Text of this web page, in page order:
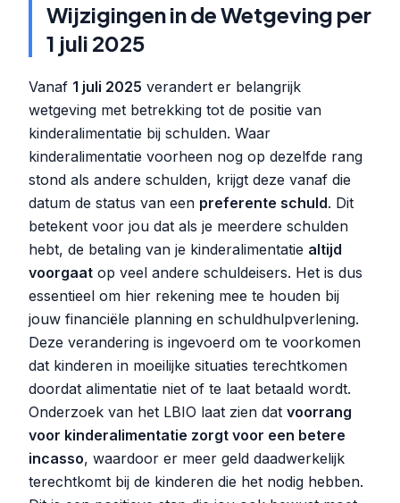
Wijzigingen in de Wetgeving per
1 juli 2025
Vanaf 1 juli 2025 verandert er belangrijk
wetgeving met betrekking tot de positie van
kinderalimentatie bij schulden. Waar
kinderalimentatie voorheen nog op dezelfde rang
stond als andere schulden, krijgt deze vanaf die
datum de status van een preferente schuld. Dit
betekent voor jou dat als je meerdere schulden
hebt, de betaling van je kinderalimentatie altijd
voorgaat op veel andere schuldeisers. Het is dus
essentieel om hier rekening mee te houden bij
jouw financiële planning en schuldhulpverlening.
Deze verandering is ingevoerd om te voorkomen
dat kinderen in moeilijke situaties terechtkomen
doordat alimentatie niet of te laat betaald wordt.
Onderzoek van het LBIO laat zien dat voorrang
voor kinderalimentatie zorgt voor een betere
incasso, waardoor er meer geld daadwerkelijk
terechtkomt bij de kinderen die het nodig hebben.